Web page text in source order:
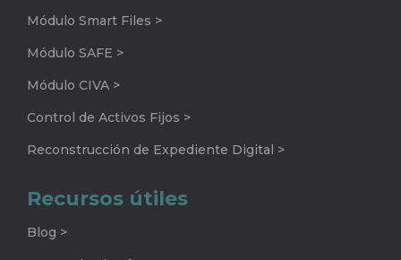
Módulo Smart Files >
Módulo SAFE >
Módulo CIVA >
Control de Activos Fijos >
Reconstrucción de Expediente Digital >
Recursos útiles
Blog >